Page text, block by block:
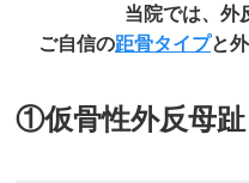
当院では、外
ご自信の距骨タイプと
①仮骨性外反母趾